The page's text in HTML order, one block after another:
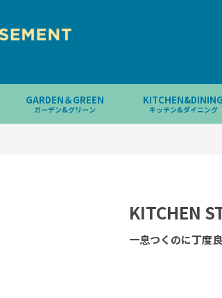
GARDEN＆GREEN
ガーデン&グリーン キッチン&ダイニング
一息つくのに丁度
KITCHEN